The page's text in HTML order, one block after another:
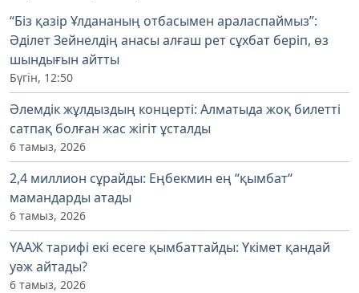
“Біз қазір Ұлдананың отбасымен араласпаймыз”:
Әділет Зейнелдің анасы алғаш рет сұхбат беріп, өз
шындығын айтты
Бүгін, 12:50
Әлемдік жұлдыздың концерті: Алматыда жоқ билетті
сатпақ болған жас жігіт ұсталды
6 тамыз, 2026
2,4 миллион сұрайды: Еңбекмин ең “қымбат“
мамандарды атады
6 тамыз, 2026
ҮААЖ тарифі екі есеге қымбаттайды: Үкімет қандай
уәж айтады?
6 тамыз, 2026